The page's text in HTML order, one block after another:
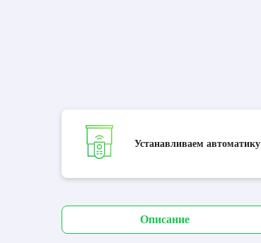
Устанавливаем автоматику
Описание